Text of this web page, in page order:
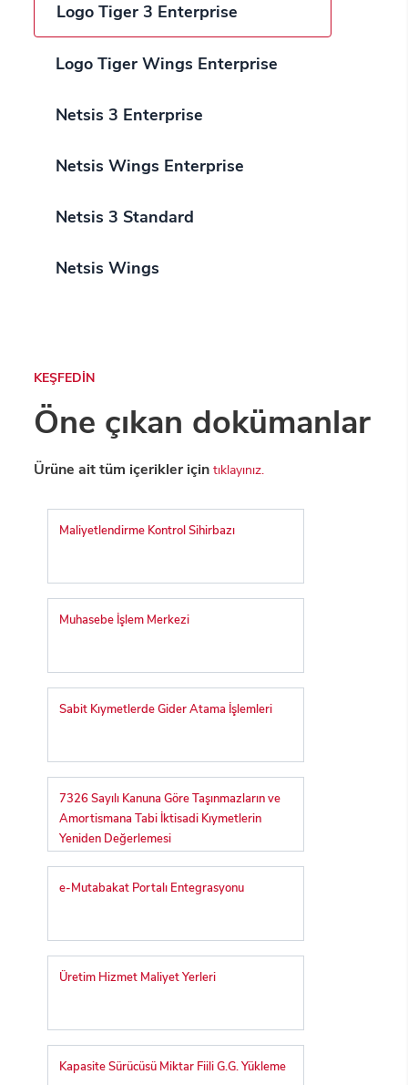
Logo Tiger 3 Enterprise
Logo Tiger Wings Enterprise
Netsis 3 Enterprise
Netsis Wings Enterprise
Netsis 3 Standard
Netsis Wings
KEŞFEDİN
Öne çıkan dokümanlar
Ürüne ait tüm içerikler içintıklayınız.
Maliyetlendirme Kontrol Sihirbazı
Muhasebe İşlem Merkezi
Sabit Kıymetlerde Gider Atama İşlemleri
7326 Sayılı Kanuna Göre Taşınmazların ve
Amortismana Tabi İktisadi Kıymetlerin
Yeniden Değerlemesi
e-Mutabakat Portalı Entegrasyonu
Üretim Hizmet Maliyet Yerleri
Kapasite Sürücüsü Miktar Fiili G.G. Yükleme